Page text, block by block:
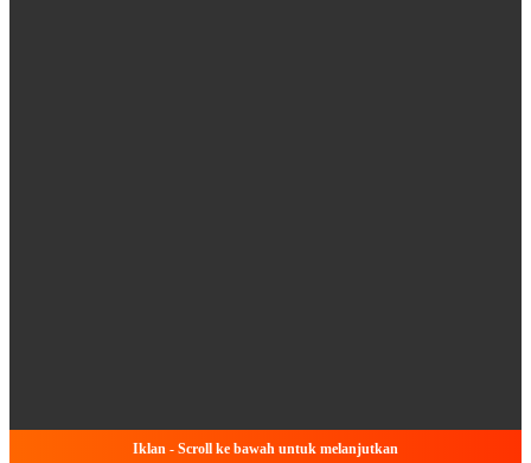
Iklan - Scroll ke bawah untuk melanjutkan